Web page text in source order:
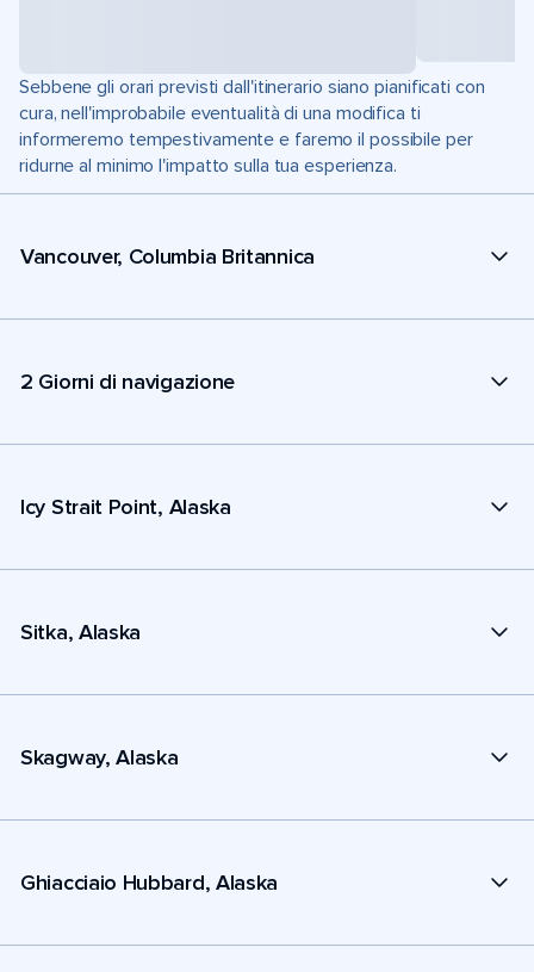
Sebbene gli orari previsti dall'itinerario siano pianificati con
cura, nell'improbabile eventualità di una modifica ti
informeremo tempestivamente e faremo il possibile per
ridurne al minimo l'impatto sulla tua esperienza.
Vancouver, Columbia Britannica
2 Giorni di navigazione
Icy Strait Point, Alaska
Sitka, Alaska
Skagway, Alaska
Ghiacciaio Hubbard, Alaska